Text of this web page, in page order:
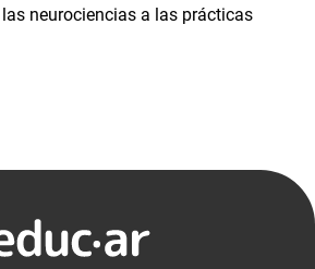
neurociencias a las prácticas